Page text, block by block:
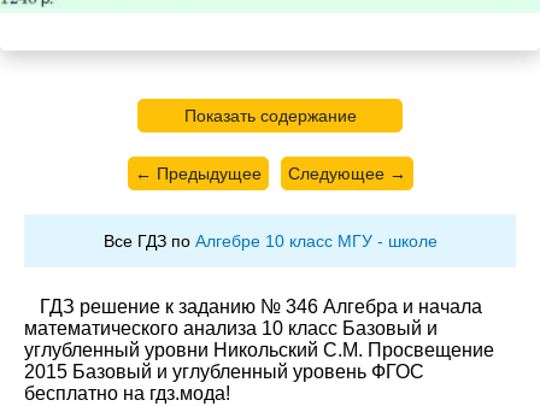
Показать содержание
← Предыдущее Следующее →
Все ГДЗ по Алгебре 10 класс МГУ - школе
ГДЗ решение к заданию № 346 Алгебра и начала
математического анализа 10 класс Базовый и
углубленный уровни Никольский С.М. Просвещение
2015 Базовый и углубленный уровень ФГОС
бесплатно на гдз.мода!